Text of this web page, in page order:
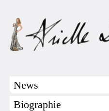
News
Biographie